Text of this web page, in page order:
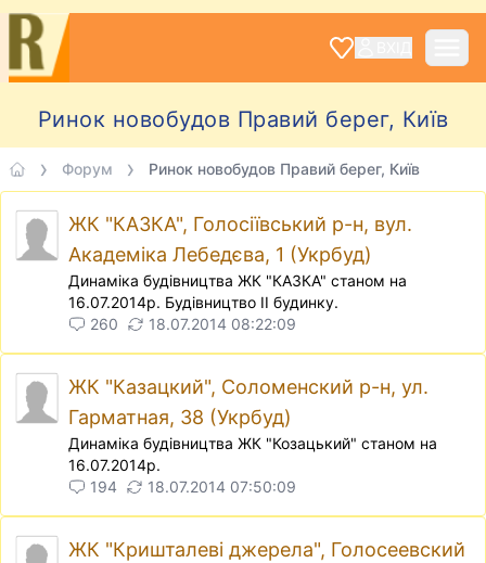
Ринок новобудов Правий берег, Київ
Форум Ринок новобудов Правий берег, Київ
ЖК "КАЗКА", Голосіївський р-н, вул.
Академіка Лебедєва, 1 (Укрбуд)
Динамiка будiвництва ЖК "КАЗКА" станом на
16.07.2014р. Будiвництво II будинку.
260
18.07.2014 08:22:09
ЖК "Казацкий", Соломенский р-н, ул.
Гарматная, 38 (Укрбуд)
Динамiка будiвництва ЖК "Козацький" станом на
16.07.2014р.
194
18.07.2014 07:50:09
ЖК "Кришталеві джерела", Голосеевский